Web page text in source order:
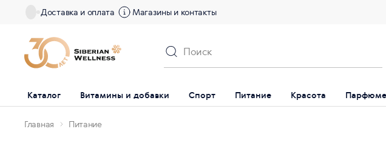
Доставка и оплата Магазины и контакты
Каталог Витамины и добавки Спорт Питание Красота
Главная Питание